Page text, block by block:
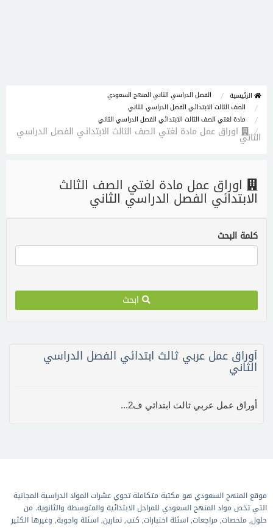
الرئيسية
الفصل الدراسي الثاني المنهج السعودي
الصف الثالث الابتدائي الفصل الدراسي الثاني
مادة لغتي الصف الثالث الابتدائي الفصل الدراسي الثاني
اوراق عمل مادة لغتي الصف الثالث الابتدائي الفصل الدراسيالثاني
اوراق عمل مادة لغتي الصف الثالث
الابتدائي الفصل الدراسي الثاني
كلمة البحث
ابحث
أوراق عمل عربي ثالث ابتدائي الفصل الدراسي
الثاني
أوراق عمل عربي ثالث ابتدائي ف2...
موقع المنهج السعودي هو مكتبة متكاملة تحوي عشرات المواد الدراسية المجانية
التي تخص مواد المنهج السعودي للمراحل الابتدائية والمتوسطة والثانوية. من
حلول, ملخصات, مراجعات, اسئلة اختبارات, كتب, تمارين, اسئلة واجوبة, وغيرها الكثير